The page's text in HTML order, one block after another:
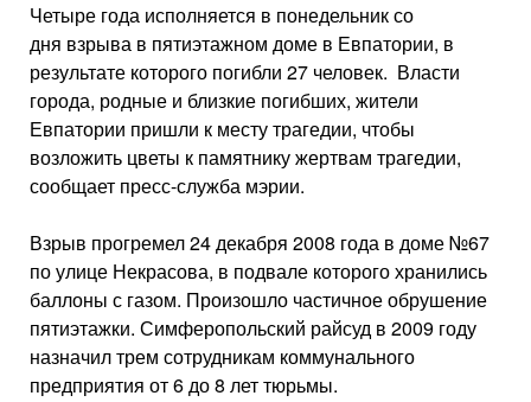
Четыре года исполняется в понедельник со
дня взрыва в пятиэтажном доме в Евпатории, в
результате которого погибли 27 человек. Власти
города, родные и близкие погибших, жители
Евпатории пришли к месту трагедии, чтобы
возложить цветы к памятнику жертвам трагедии,
сообщает пресс-служба мэрии.
Взрыв прогремел 24 декабря 2008 года в доме №67
по улице Некрасова, в подвале которого хранились
баллоны с газом. Произошло частичное обрушение
пятиэтажки. Симферопольский райсуд в 2009 году
назначил трем сотрудникам коммунального
предприятия от 6 до 8 лет тюрьмы.